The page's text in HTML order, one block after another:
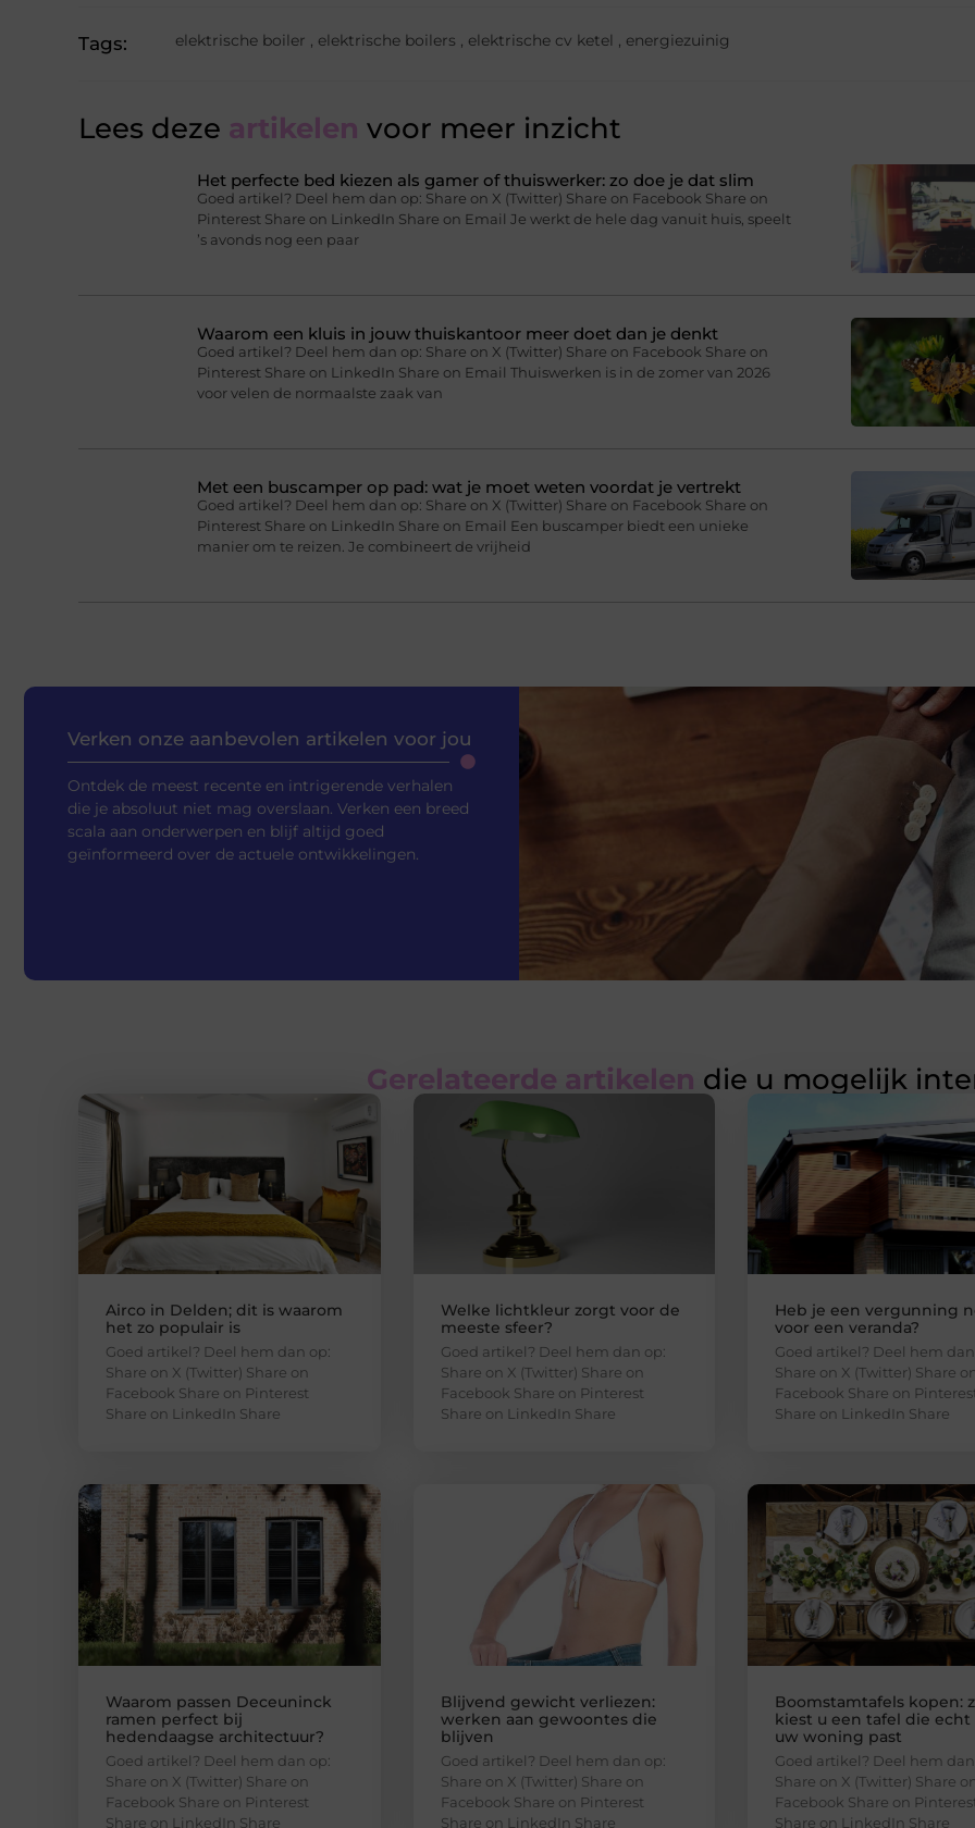
Tags: elektrische boiler , elektrische boilers , elektrische cv ketel , energiezuinig
Lees deze artikelen voor meer inzicht
Het perfecte bed kiezen als gamer of thuiswerker: zo doe je dat slim
Goed artikel? Deel hem dan op: Share on X (Twitter) Share on Facebook Share on
Pinterest Share on LinkedIn Share on Email Je werkt de hele dag vanuit huis, speelt
’s avonds nog een paar
Waarom een kluis in jouw thuiskantoor meer doet dan je denkt
Goed artikel? Deel hem dan op: Share on X (Twitter) Share on Facebook Share on
Pinterest Share on LinkedIn Share on Email Thuiswerken is in de zomer van 2026
voor velen de normaalste zaak van
Met een buscamper op pad: wat je moet weten voordat je vertrekt
Goed artikel? Deel hem dan op: Share on X (Twitter) Share on Facebook Share on
Pinterest Share on LinkedIn Share on Email Een buscamper biedt een unieke
manier om te reizen. Je combineert de vrijheid
Verken onze aanbevolen artikelen voor jou
Ontdek de meest recente en intrigerende verhalen
die je absoluut niet mag overslaan. Verken een breed
scala aan onderwerpen en blijf altijd goed
geïnformeerd over de actuele ontwikkelingen.
Gerelateerde artikelen die u mogelijk
Airco in Delden; dit is waarom
het zo populair is
Goed artikel? Deel hem dan op:
Share on X (Twitter) Share on
Facebook Share on Pinterest
Share on LinkedIn Share
Welke lichtkleur zorgt voor de
meeste sfeer?
Goed artikel? Deel hem dan op:
Share on X (Twitter) Share on
Facebook Share on Pinterest
Share on LinkedIn Share
Heb je een vergunning
voor een veranda?
Goed artikel? Deel hem
Share on X (Twitter) Share
Facebook Share on
Share on LinkedIn Share
Waarom passen Deceuninck
ramen perfect bij
hedendaagse architectuur?
Goed artikel? Deel hem dan op:
Share on X (Twitter) Share on
Facebook Share on Pinterest
Share on LinkedIn Share
Blijvend gewicht verliezen:
werken aan gewoontes die
blijven
Goed artikel? Deel hem dan op:
Share on X (Twitter) Share on
Facebook Share on Pinterest
Share on LinkedIn Share
Boomstamtafels kopen:
kiest u een tafel die echt
uw woning past
Goed artikel? Deel hem
Share on X (Twitter) Share
Facebook Share on
Share on LinkedIn Share